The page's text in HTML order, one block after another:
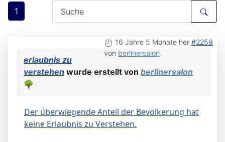
1
16 Jahre 5 Monate her #2259
von berlinersalon
erlaubnis zu
verstehen wurde erstellt von berlinersalon
🌳
Der überwiegende Anteil der Bevölkerung hat
keine Erlaubnis zu Verstehen.